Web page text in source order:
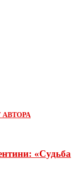
«Судьба